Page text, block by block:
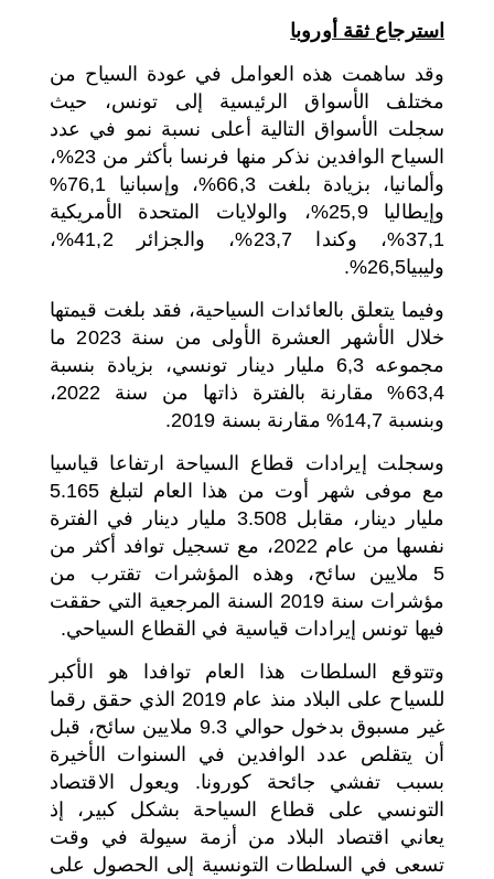
استرجاع ثقة أوروبا
وقد ساهمت هذه العوامل في عودة السياح من
مختلف الأسواق الرئيسية إلى تونس، حيث
سجلت الأسواق التالية أعلى نسبة نمو في عدد
السياح الوافدين نذكر منها فرنسا بأكثر من 23%،
وألمانيا، بزيادة بلغت 66,3%، وإسبانيا 76,1%
وإيطاليا 25,9%، والولايات المتحدة الأمريكية
37,1%، وكندا 23,7%، والجزائر 41,2%،
وليبيا26,5%.
وفيما يتعلق بالعائدات السياحية، فقد بلغت قيمتها
خلال الأشهر العشرة الأولى من سنة 2023 ما
مجموعه 6,3 مليار دينار تونسي، بزيادة بنسبة
63,4% مقارنة بالفترة ذاتها من سنة 2022،
وبنسبة 14,7% مقارنة بسنة 2019.
وسجلت إيرادات قطاع السياحة ارتفاعا قياسيا
مع موفى شهر أوت من هذا العام لتبلغ 5.165
مليار دينار، مقابل 3.508 مليار دينار في الفترة
نفسها من عام 2022، مع تسجيل توافد أكثر من
5 ملايين سائح، وهذه المؤشرات تقترب من
مؤشرات سنة 2019 السنة المرجعية التي حققت
فيها تونس إيرادات قياسية في القطاع السياحي.
وتتوقع السلطات هذا العام توافدا هو الأكبر
للسياح على البلاد منذ عام 2019 الذي حقق رقما
غير مسبوق بدخول حوالي 9.3 ملايين سائح، قبل
أن يتقلص عدد الوافدين في السنوات الأخيرة
بسبب تفشي جائحة كورونا. ويعول الاقتصاد
التونسي على قطاع السياحة بشكل كبير، إذ
يعاني اقتصاد البلاد من أزمة سيولة في وقت
تسعى في السلطات التونسية إلى الحصول على